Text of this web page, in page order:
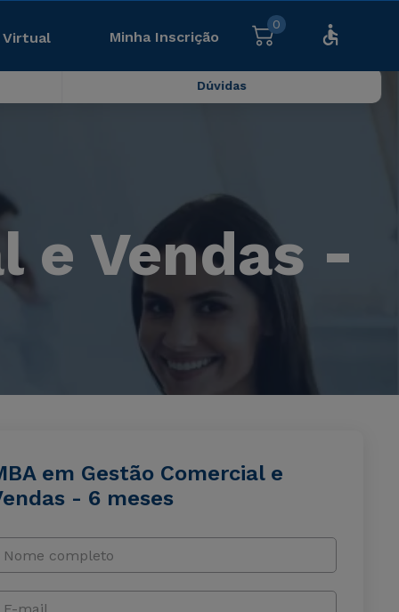
Virtual Minha Inscrição
0
Dúvidas
e Vendas -
em Gestão Comercial e
- 6 meses
Nome completo
E-mail